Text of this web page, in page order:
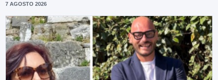
7 AGOSTO 2026